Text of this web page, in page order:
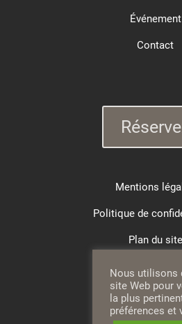
Événement
Contact
Mentions
Politique de
Plan du site
Suivez nous
Nous utilisons
site Web pour
la plus
préférences et